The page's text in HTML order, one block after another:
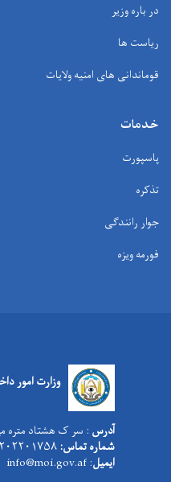
در باره وزیر
ریاست ها
قوماندانی های امنیه ولایات
خدمات
پاسپورت
تذکره
جوار رانندگی
فورمه ویزه
وزارت امور
آدرس : سر ک هشتاد متره
شماره تماس:
ایمیل: info@moi.gov.af